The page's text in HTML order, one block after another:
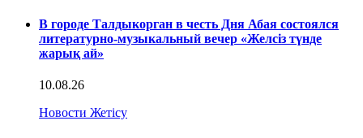
В городе Талдыкорган в честь Дня Абая состоялся
литературно-музыкальный вечер «Желсіз түнде
жарық ай»
10.08.26
Новости Жетісу